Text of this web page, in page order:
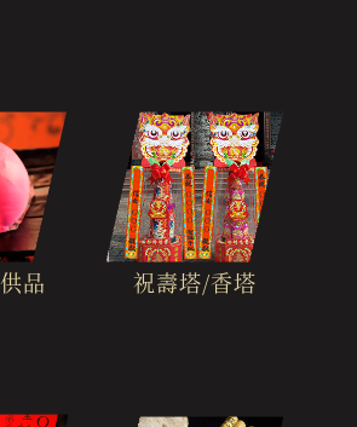
品 祝壽塔/香塔